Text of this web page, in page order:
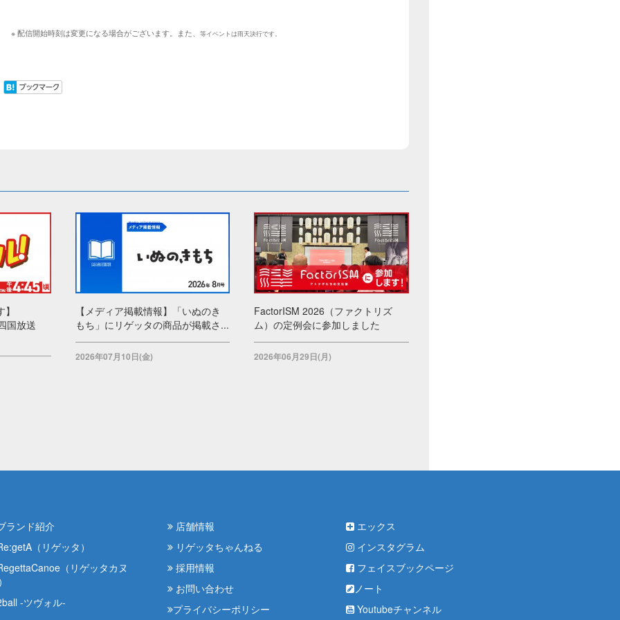
※ 配信開始時刻は変更になる場合がございます。また、 等イベントは雨天決行です。
国放送
【メディア掲載情報】「いぬのき
もち」にリゲッタの商品が掲載さ...
2026年07月10日(金)
FactorISM 2026（ファクトリズ
ム）の定例会に参加しました
2026年06月29日(月)
ランド紹介
（リゲッタ）
（リゲッタカヌ
-ツヴォル-
店舗情報
リゲッタちゃんねる
採用情報
お問い合わせ
プライバシーポリシー
エックス
インスタグラム
フェイスブックページ
ノート
Youtubeチャンネル